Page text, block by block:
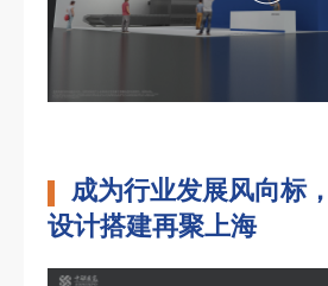
成为行业发展风向标
设计搭建再聚上海